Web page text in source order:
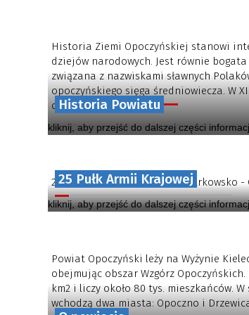
Historia Powiatu
Historia Ziemi Opoczyńskiej stanowi
dziejów narodowych. Jest równie
związana z nazwiskami sławnych
opoczyńskiego sięga średniowiecza. W
obecnego powiatu...
kliknij, aby przejść do dalszej części
25 Pułk Armii Krajowej
25 Pułk Piechoty AK Ziemi Piotrkowsko -
kliknij, aby przejść do dalszej części
Powiat Opoczyński leży na Wyżynie
obejmując obszar Wzgórz
km2 i liczy około 80 tys. mieszkańców.
wchodzą dwa miasta: Opoczno i